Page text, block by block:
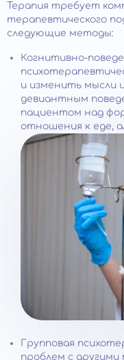
Терапия требует
терапевтического
следующие методы:
Когнитивно-
и изменить мысли
девиантным
пациентом над
отношения к еде,
Групповая
проблем с